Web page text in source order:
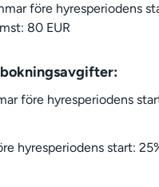
före hyresperiodens
80 EUR
före hyresperiodens
hyresperiodens start: